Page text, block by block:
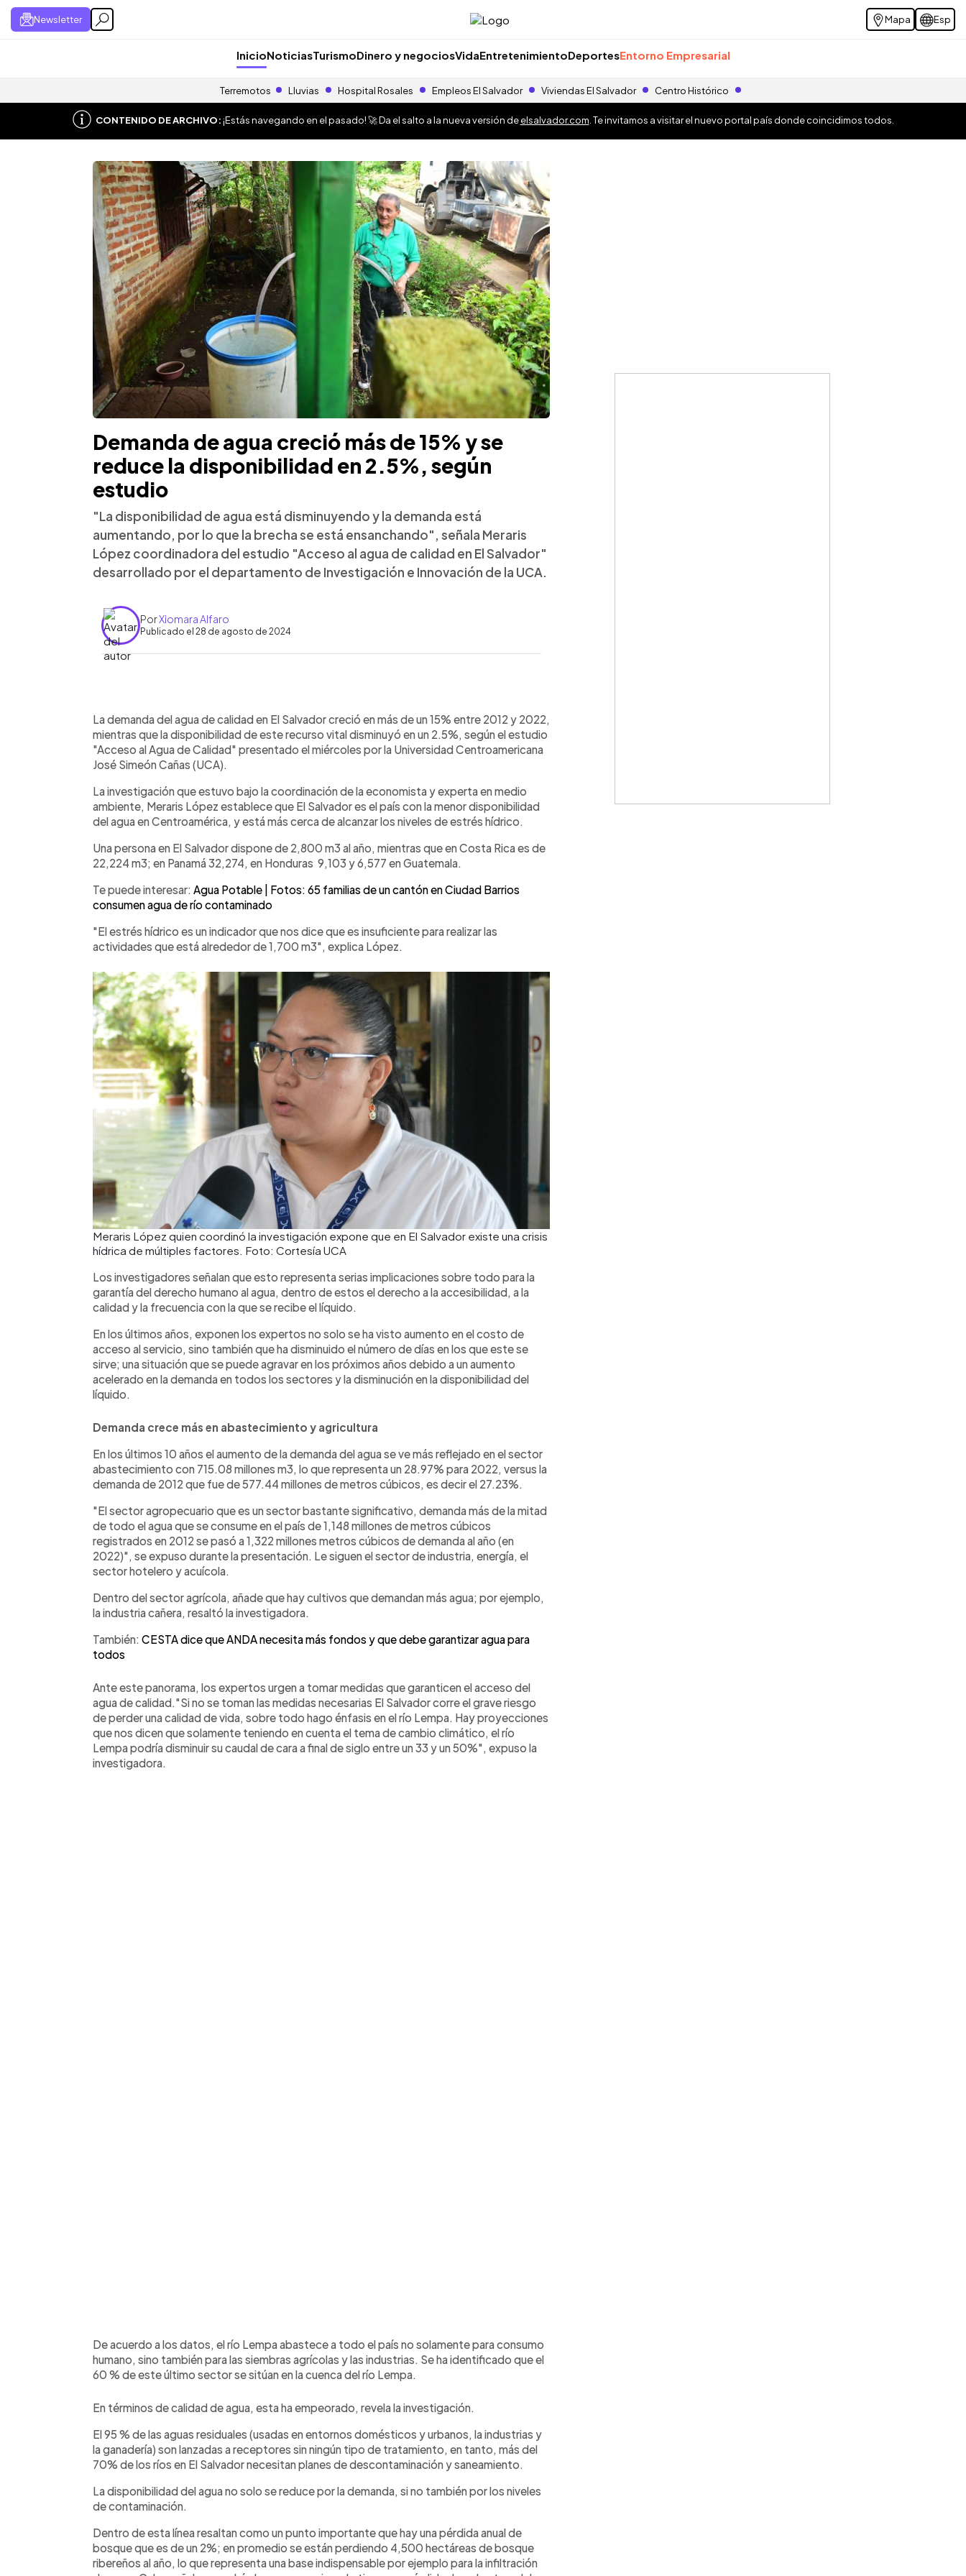
Newsletter Mapa Esp
InicioNoticiasTurismoDinero y negociosVidaEntretenimientoDeportesEntorno Empresarial
Terremotos Lluvias Hospital Rosales Empleos El Salvador Viviendas El Salvador Centro Histórico
CONTENIDO DE ARCHIVO:¡Estás navegando en el pasado! 🚀 Da el salto a la nueva versión deelsalvador.com . Te invitamos a visitar el nuevo portal país donde coincidimos todos.
Demanda de agua creció más de 15% y se
reduce la disponibilidad en 2.5%, según
estudio
"La disponibilidad de agua está disminuyendo y la demanda está
aumentando, por lo que la brecha se está ensanchando", señala Meraris
López coordinadora del estudio "Acceso al agua de calidad en El Salvador"
desarrollado por el departamento de Investigación e Innovación de la UCA.
PorXiomara Alfaro
Publicado el 28 de agosto de 2024
► Escuchar artículo
La demanda del agua de calidad en El Salvador creció en más de un 15% entre 2012 y 2022,
mientras que la disponibilidad de este recurso vital disminuyó en un 2.5%, según el estudio
"Acceso al Agua de Calidad" presentado el miércoles por la Universidad Centroamericana
José Simeón Cañas (UCA).
La investigación que estuvo bajo la coordinación de la economista y experta en medio
ambiente, Meraris López establece que El Salvador es el país con la menor disponibilidad
del agua en Centroamérica, y está más cerca de alcanzar los niveles de estrés hídrico.
Una persona en El Salvador dispone de 2,800 m3 al año, mientras que en Costa Rica es de
22,224 m3; en Panamá 32,274, en Honduras 9,103 y 6,577 en Guatemala.
Te puede interesar: Agua Potable | Fotos: 65 familias de un cantón en Ciudad Barrios
consumen agua de río contaminado
"El estrés hídrico es un indicador que nos dice que es insuficiente para realizar las
actividades que está alrededor de 1,700 m3", explica López.
Meraris López quien coordinó la investigación expone que en El Salvador existe una crisis
hídrica de múltiples factores. Foto: Cortesía UCA
Los investigadores señalan que esto representa serias implicaciones sobre todo para la
garantía del derecho humano al agua, dentro de estos el derecho a la accesibilidad, a la
calidad y la frecuencia con la que se recibe el líquido.
En los últimos años, exponen los expertos no solo se ha visto aumento en el costo de
acceso al servicio, sino también que ha disminuido el número de días en los que este se
sirve; una situación que se puede agravar en los próximos años debido a un aumento
acelerado en la demanda en todos los sectores y la disminución en la disponibilidad del
líquido.
Demanda crece más en abastecimiento y agricultura
En los últimos 10 años el aumento de la demanda del agua se ve más reflejado en el sector
abastecimiento con 715.08 millones m3, lo que representa un 28.97% para 2022, versus la
demanda de 2012 que fue de 577.44 millones de metros cúbicos, es decir el 27.23%.
"El sector agropecuario que es un sector bastante significativo, demanda más de la mitad
de todo el agua que se consume en el país de 1,148 millones de metros cúbicos
registrados en 2012 se pasó a 1,322 millones metros cúbicos de demanda al año (en
2022)", se expuso durante la presentación. Le siguen el sector de industria, energía, el
sector hotelero y acuícola.
Dentro del sector agrícola, añade que hay cultivos que demandan más agua; por ejemplo,
la industria cañera, resaltó la investigadora.
También: CESTA dice que ANDA necesita más fondos y que debe garantizar agua para
todos
Ante este panorama, los expertos urgen a tomar medidas que garanticen el acceso del
agua de calidad."Si no se toman las medidas necesarias El Salvador corre el grave riesgo
de perder una calidad de vida, sobre todo hago énfasis en el río Lempa. Hay proyecciones
que nos dicen que solamente teniendo en cuenta el tema de cambio climático, el río
Lempa podría disminuir su caudal de cara a final de siglo entre un 33 y un 50%", expuso la
investigadora.
De acuerdo a los datos, el río Lempa abastece a todo el país no solamente para consumo
humano, sino también para las siembras agrícolas y las industrias. Se ha identificado que el
60 % de este último sector se sitúan en la cuenca del río Lempa.
En términos de calidad de agua, esta ha empeorado, revela la investigación.
El 95 % de las aguas residuales (usadas en entornos domésticos y urbanos, la industrias y
la ganadería) son lanzadas a receptores sin ningún tipo de tratamiento, en tanto, más del
70% de los ríos en El Salvador necesitan planes de descontaminación y saneamiento.
La disponibilidad del agua no solo se reduce por la demanda, si no también por los niveles
de contaminación.
Dentro de esta línea resaltan como un punto importante que hay una pérdida anual de
bosque que es de un 2%; en promedio se están perdiendo 4,500 hectáreas de bosque
ribereños al año, lo que representa una base indispensable por ejemplo para la infiltración